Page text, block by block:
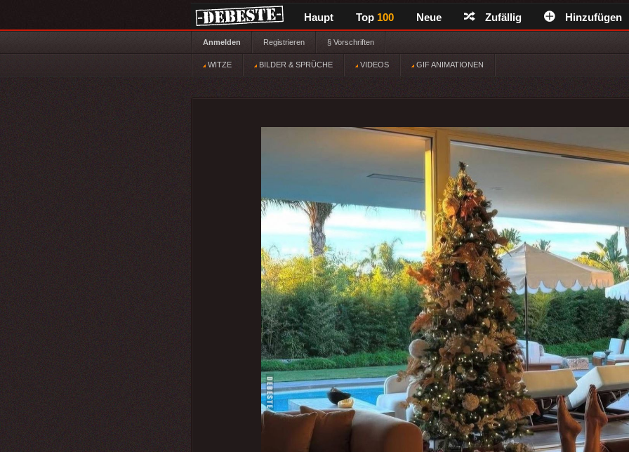
Haupt Top 100 Neue Zufällig Hinzufügen
Anmelden Registrieren § Vorschriften
WITZE BILDER & SPRÜCHE VIDEOS GIF ANIMATIONEN